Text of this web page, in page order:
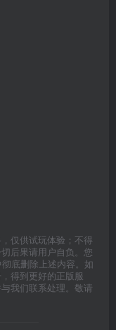
仅供试玩体验；不得
后果请用户自负。您
底删除上述内容。如
得到更好的正版服
我们联系处理。敬请